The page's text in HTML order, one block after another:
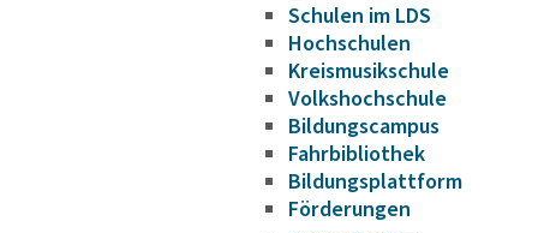
Schulen im LDS
Hochschulen
Kreismusikschule
Volkshochschule
Bildungscampus
Fahrbibliothek
Bildungsplattform
Förderungen